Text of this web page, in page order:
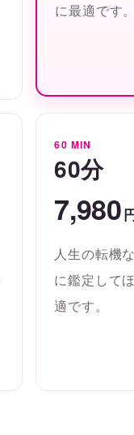
に最適です。
60 MIN
60分
7,980
人生の転機
に鑑定して
適です。